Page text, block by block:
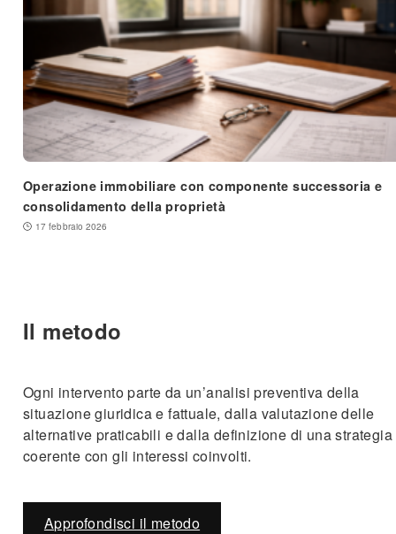
Operazione immobiliare con componente successoria e
consolidamento della proprietà
17 febbraio 2026
Il metodo
Ogni intervento parte da un’analisi preventiva della
situazione giuridica e fattuale, dalla valutazione delle
alternative praticabili e dalla definizione di una strategia
coerente con gli interessi coinvolti.
Approfondisci il metodo